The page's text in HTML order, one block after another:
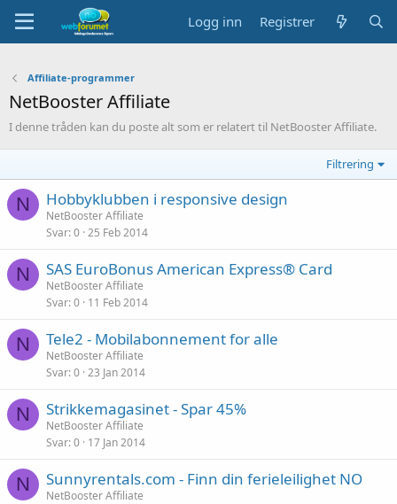
Logg inn Registrer
Affiliate-programmer
NetBooster Affiliate
I denne tråden kan du poste alt som er relatert til NetBooster Affiliate.
Filtrering
N Hobbyklubben i responsive design
NetBooster Affiliate
Svar 0 25 Feb 2014
N SAS EuroBonus American Express® Card
NetBooster Affiliate
Svar 0 11 Feb 2014
N Tele2 - Mobilabonnement for alle
NetBooster Affiliate
Svar 0 23 Jan 2014
N Strikkemagasinet - Spar 45%
NetBooster Affiliate
Svar 0 17 Jan 2014
N Sunnyrentals.com - Finn din ferieleilighet NO
NetBooster Affiliate